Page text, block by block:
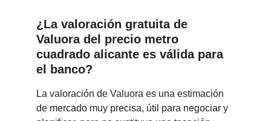
¿La valoración gratuita de
Valuora del precio metro
cuadrado alicante es válida para
el banco?
La valoración de Valuora es una estimación
de mercado muy precisa, útil para negociar y